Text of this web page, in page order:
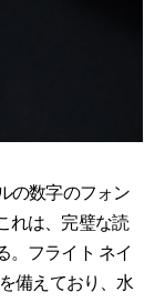
の数字のフォン
れは、完璧な読
。フライト ネイ
備えており、水